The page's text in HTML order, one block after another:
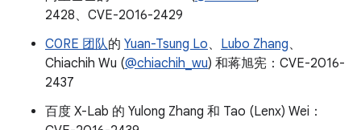
2428、CVE-2016-2429
C0RE 团队的 Yuan-Tsung Lo、 Lubo Zhang、
Chiachih Wu (@chiachih_wu) 和蒋旭宪：CVE-2016-
2437
百度 X-Lab 的 Yulong Zhang 和 Tao (Lenx) Wei：